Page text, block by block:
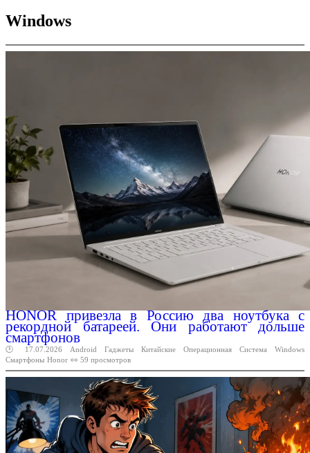
Windows
HONOR привезла в Россию два ноутбука с
рекордной батареей. Они работают дольше
смартфонов
🕑 17.07.2026 Android Гаджеты Китайские Операционная Система
Windows
Смартфоны Honor 👀 59 просмотров